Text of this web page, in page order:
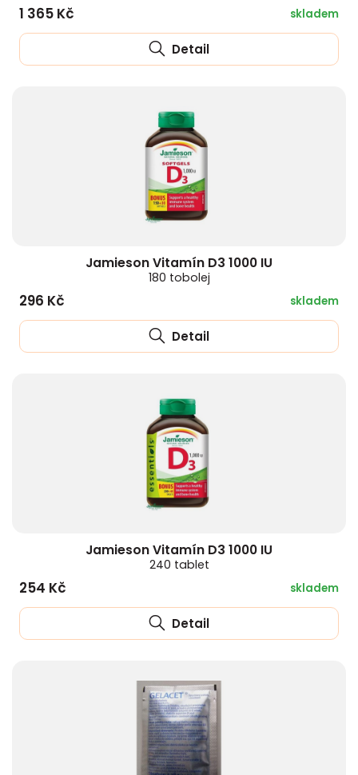
1 365 Kč skladem
Detail
Jamieson Vitamín D3 1000 IU
180 tobolej
296 Kč skladem
Detail
Jamieson Vitamín D3 1000 IU
240 tablet
254 Kč skladem
Detail